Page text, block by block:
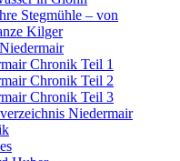
Stegmühle – von
Kilger
Chronik Teil 1
Chronik Teil 2
Chronik Teil 3
Niedermair